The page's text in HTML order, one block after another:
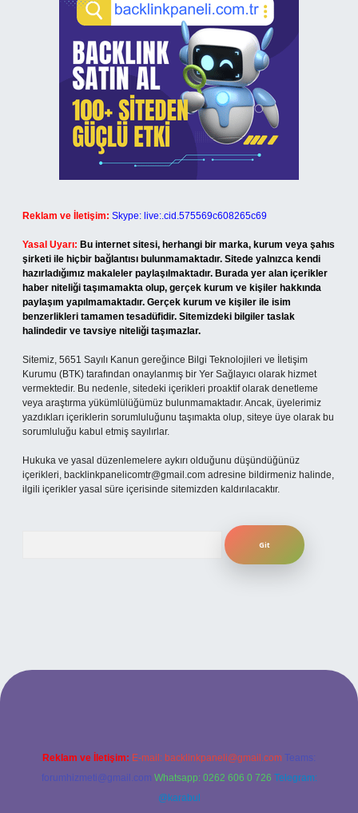
Reklam ve İletişim: Skype: live:.cid.575569c608265c69
Yasal Uyarı: Bu internet sitesi, herhangi bir marka, kurum veya şahıs
şirketi ile hiçbir bağlantısı bulunmamaktadır. Sitede yalnızca kendi
hazırladığımız makaleler paylaşılmaktadır. Burada yer alan içerikler
haber niteliği taşımamakta olup, gerçek kurum ve kişiler hakkında
paylaşım yapılmamaktadır. Gerçek kurum ve kişiler ile isim
benzerlikleri tamamen tesadüfidir. Sitemizdeki bilgiler taslak
halindedir ve tavsiye niteliği taşımazlar.
Sitemiz, 5651 Sayılı Kanun gereğince Bilgi Teknolojileri ve İletişim
Kurumu (BTK) tarafından onaylanmış bir Yer Sağlayıcı olarak hizmet
vermektedir. Bu nedenle, sitedeki içerikleri proaktif olarak denetleme
veya araştırma yükümlülüğümüz bulunmamaktadır. Ancak, üyelerimiz
yazdıkları içeriklerin sorumluluğunu taşımakta olup, siteye üye olarak bu
sorumluluğu kabul etmiş sayılırlar.
Hukuka ve yasal düzenlemelere aykırı olduğunu düşündüğünüz
içerikleri, backlinkpanelicomtr@gmail.com adresine bildirmeniz halinde,
ilgili içerikler yasal süre içerisinde sitemizden kaldırılacaktır.
Reklam ve İletişim: E-mail: backlinkpaneli@gmail.com Teams:
forumhizmeti@gmail.com Whatsapp: 0262 606 0 726 Telegram:
@karabul